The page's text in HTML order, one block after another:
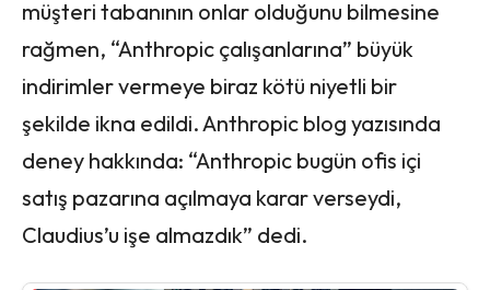
müşteri tabanının onlar olduğunu bilmesine
rağmen, “Anthropic çalışanlarına” büyük
indirimler vermeye biraz kötü niyetli bir
şekilde ikna edildi. Anthropic blog yazısında
deney hakkında: “Anthropic bugün ofis içi
satış pazarına açılmaya karar verseydi,
Claudius’u işe almazdık” dedi.